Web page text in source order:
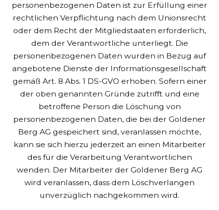
personenbezogenen Daten ist zur Erfüllung einer
rechtlichen Verpflichtung nach dem Unionsrecht
oder dem Recht der Mitgliedstaaten erforderlich,
dem der Verantwortliche unterliegt. Die
personenbezogenen Daten wurden in Bezug auf
angebotene Dienste der Informationsgesellschaft
gemäß Art. 8 Abs. 1 DS-GVO erhoben. Sofern einer
der oben genannten Gründe zutrifft und eine
betroffene Person die Löschung von
personenbezogenen Daten, die bei der Goldener
Berg AG gespeichert sind, veranlassen möchte,
kann sie sich hierzu jederzeit an einen Mitarbeiter
des für die Verarbeitung Verantwortlichen
wenden. Der Mitarbeiter der Goldener Berg AG
wird veranlassen, dass dem Löschverlangen
unverzüglich nachgekommen wird.